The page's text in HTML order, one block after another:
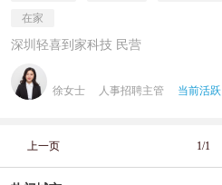
在家
深圳轻喜到家科技 民营
徐女士 人事招聘主管 当前活跃
上一页 1/1